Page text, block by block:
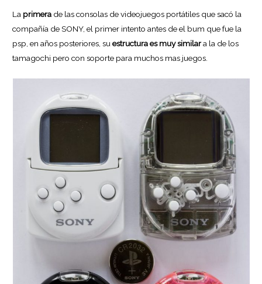
La primera de las consolas de videojuegos portátiles que sacó la
compañía de SONY, el primer intento antes de el bum que fue la
psp, en años posteriores, suestructura es muy similara la de los
tamagochi pero con soporte para muchos mas juegos.